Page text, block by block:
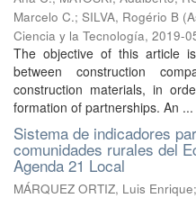
Marcelo C.; SILVA, Rogério B (
Ciencia y la Tecnología, 2019-
The objective of this article
between construction
construction materials, in
formation of partnerships. An ...
Sistema de indicadores
comunidades rurales del
Agenda 21 Local
MÁRQUEZ ORTIZ, Luis Enrique;